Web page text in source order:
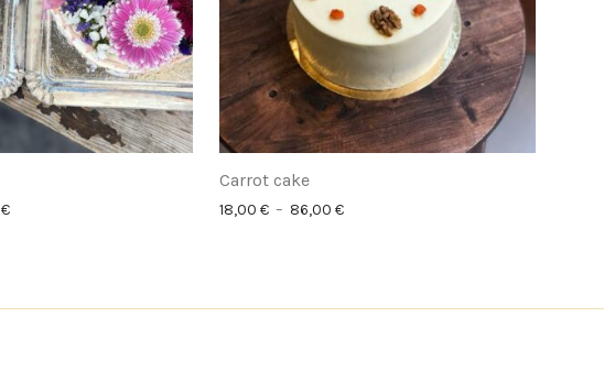
€Plage de prix : 70,00 € à 170,00 €
Carrot cake
18,00 € – 86,00 €Plage de prix : 18,00 € à 86,00 €